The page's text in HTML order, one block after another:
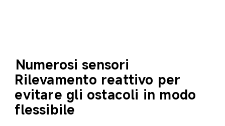
Numerosi sensori
Rilevamento reattivo per
evitare gli ostacoli in modo
flessibile